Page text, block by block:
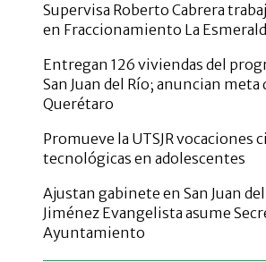
Supervisa Roberto Cabrera
en Fraccionamiento La
Entregan 126 viviendas del
San Juan del Río; anuncian meta
Querétaro
Promueve la UTSJR vocaciones
tecnológicas en adolescentes
Ajustan gabinete en San Juan
Jiménez Evangelista asume
Ayuntamiento